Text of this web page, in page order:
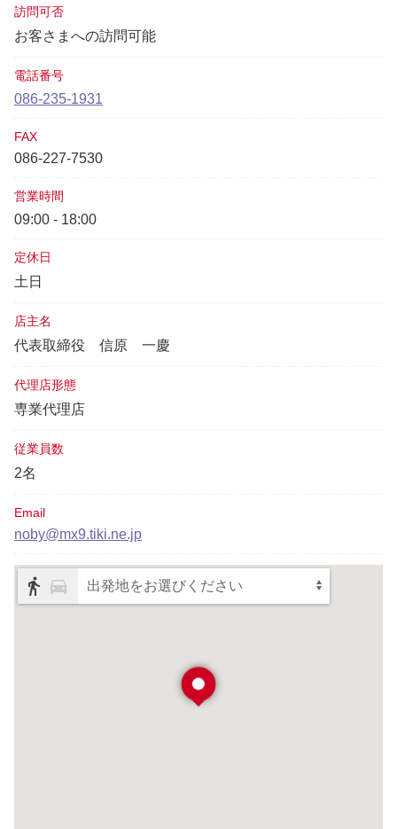
訪問可否
お客さまへの訪問可能
電話番号
086-235-1931
FAX
086-227-7530
営業時間
09:00 - 18:00
定休日
土日
店主名
代表取締役 信原 一慶
代理店形態
専業代理店
従業員数
2名
Email
noby@mx9.tiki.ne.jp
出発地をお選びください